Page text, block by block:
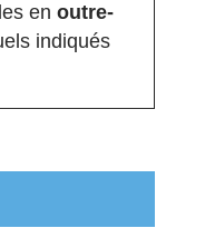
en outre-
indiqués